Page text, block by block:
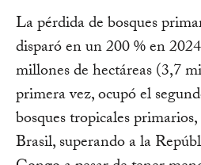
La pérdida de bosques
disparó en un 200 % en
millones de hectáreas (3,7
primera vez, ocupó el
bosques tropicales
Brasil, superando a la